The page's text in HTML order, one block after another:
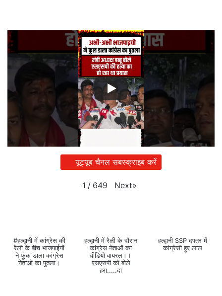
यूट्यूब चैनल सबस्क्राइब करें
1 / 649 Next»
#हल्द्वानी में कांग्रेस की
रैली के बीच भाजपाईयों
ने फूंक डाला कांग्रेस
नेताओं का पुतला।
हल्द्वानी में रैली के दौरान
कांग्रेस नेताओं का
वीडियो वायरल।।
एसएसपी को बोले
हरा.....दा
हल्द्वानी SSP दफ्तर में
कांग्रेसी हुए लाल